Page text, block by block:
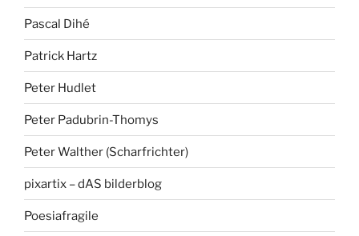
Pascal Dihé
Patrick Hartz
Peter Hudlet
Peter Padubrin-Thomys
Peter Walther (Scharfrichter)
pixartix – dAS bilderblog
Poesiafragile